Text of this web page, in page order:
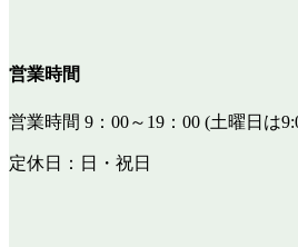
営業時間
営業時間 9：00～19：00 (土曜日は
定休日：日・祝日